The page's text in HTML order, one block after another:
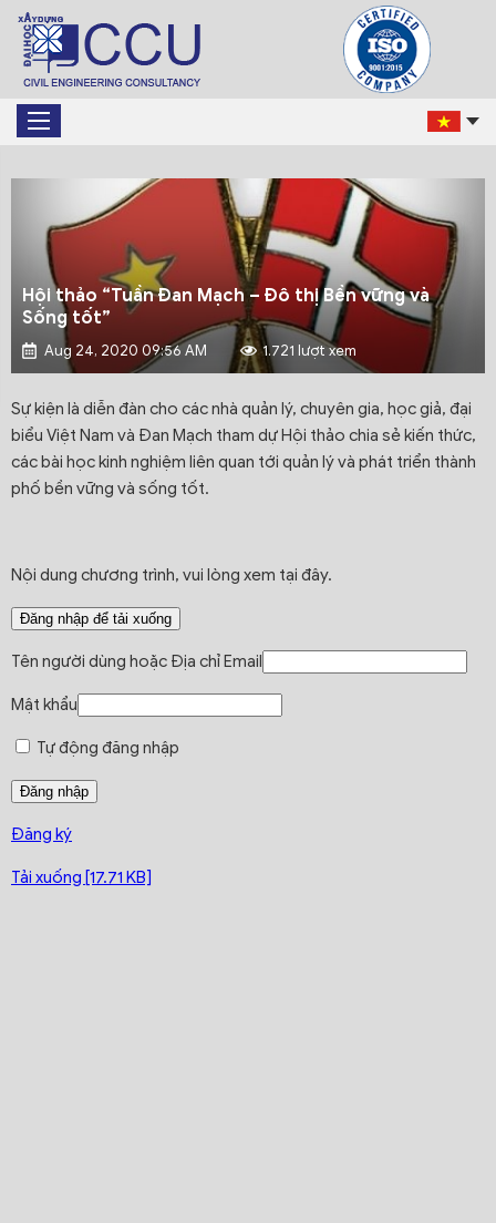
Hội thảo “Tuần Đan Mạch – Đô thị Bền vững và
Sống tốt”
Aug 24, 2020 09:56 AM 1.721 lượt xem
Sự kiện là diễn đàn cho các nhà quản lý, chuyên gia, học giả, đại
biểu Việt Nam và Đan Mạch tham dự Hội thảo chia sẻ kiến thức,
các bài học kinh nghiệm liên quan tới quản lý và phát triển thành
phố bền vững và sống tốt.
Nội dung chương trình, vui lòng xem tại đây.
Đăng nhập để tải xuống
Tên người dùng hoặc Địa chỉ Email
Mật khẩu
Tự động đăng nhập
Đăng ký
Tải xuống [17.71 KB]